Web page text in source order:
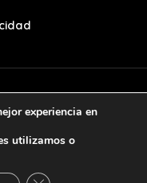
experiencia en
utilizamos o